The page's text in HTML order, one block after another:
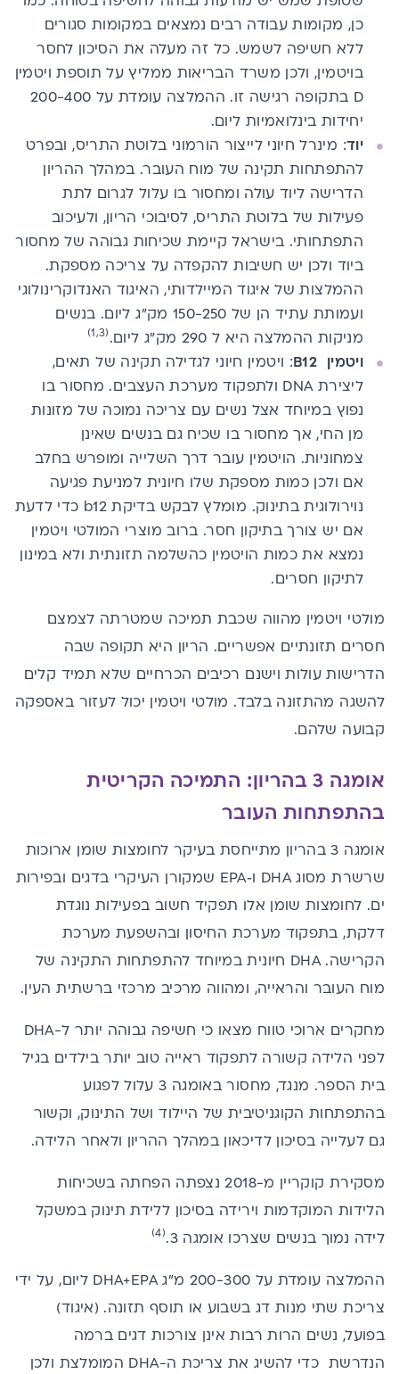
כן, מקומות עבודה רבים נמצאים במקומות סגורים
ללא חשיפה לשמש. כל זה מעלה את הסיכון לחסר
בויטמין, ולכן משרד הבריאות ממליץ על תוספת ויטמין
D בתקופה רגישה זו. ההמלצה עומדת על 200-400
יחידות בינלואמיות ליום.
יוד: מינרל חיוני לייצור הורמוני בלוטת התריס, ובפרט
להתפתחות תקינה של מוח העובר. במהלך ההריון
הדרישה ליוד עולה ומחסור בו עלול לגרום לתת
פעילות של בלוטת התריס, לסיבוכי הריון, ולעיכוב
התפתחותי. בישראל קיימת שכיחות גבוהה של מחסור
ביוד ולכן יש חשיבות להקפדה על צריכה מספקת.
ההמלצות של איגוד המיילדותי, האיגוד האנדוקרינולוגי
ועמותת עתיד הן של 150-250 מק״ג ליום. בנשים
מניקות ההמלצה היא ל 290 מק״ג ליום.
(1,3)
ויטמין B12
: ויטמין חיוני לגדילה תקינה של תאים,
ליצירת DNA ולתפקוד מערכת העצבים. מחסור בו
נפוץ במיוחד אצל נשים עם צריכה נמוכה של מזונות
מן החי, אך מחסור בו שכיח גם בנשים שאינן
צמחוניות. הויטמין עובר דרך השלייה ומופרש בחלב
אם ולכן כמות מספקת שלו חיונית למניעת פגיעה
נוירולוגית בתינוק. מומלץ לבקש בדיקת b12 כדי לדעת
אם יש צורך בתיקון חסר. ברוב מוצרי המולטי ויטמין
נמצא את כמות הויטמין כהשלמה תזונתית ולא במינון
לתיקון חסרים.
מולטי ויטמין מהווה שכבת תמיכה שמטרתה לצמצם
חסרים תזונתיים אפשריים. הריון היא תקופה שבה
הדרישות עולות וישנם רכיבים הכרחיים שלא תמיד קלים
להשגה מהתזונה בלבד. מולטי ויטמין יכול לעזור באספקה
קבועה שלהם.
אומגה 3 בהריון: התמיכה הקריטית
בהתפתחות העובר
אומגה 3
בהריון מתייחסת בעיקר לחומצות שומן ארוכות
שרשרת מסוג DHA ו‑EPA שמקורן העיקרי בדגים ובפירות
ים. לחומצות שומן אלו תפקיד חשוב בפעילות נוגדת
דלקת, בתפקוד מערכת החיסון ובהשפעת מערכת
הקרישה. DHA חיונית במיוחד להתפתחות התקינה של
מוח העובר והראייה, ומהווה מרכיב מרכזי ברשתית העין.
מחקרים ארוכי טווח מצאו כי חשיפה גבוהה יותר ל-DHA
לפני הלידה קשורה לתפקוד ראייה טוב יותר בילדים בגיל
בית הספר. מנגד, מחסור באומגה 3 עלול לפגוע
בהתפתחות הקוגניטיבית של היילוד ושל התינוק, וקשור
גם לעלייה בסיכון לדיכאון במהלך ההריון ולאחר הלידה.
מסקירת קוקריין מ-2018 נצפתה הפחתה בשכיחות
הלידות המוקדמות וירידה בסיכון ללידת תינוק במשקל
לידה נמוך בנשים שצרכו אומגה 3.
(4)
ההמלצה עומדת על 200-300 מ״ג DHA+EPA ליום, על ידי
צריכת שתי מנות דג בשבוע או תוסף תזונה. (איגוד)
בפועל, נשים הרות רבות אינן צורכות דגים ברמה
הנדרשת כדי להשיג את צריכת ה-DHA המומלצת ולכן